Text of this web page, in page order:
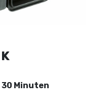
Minuten